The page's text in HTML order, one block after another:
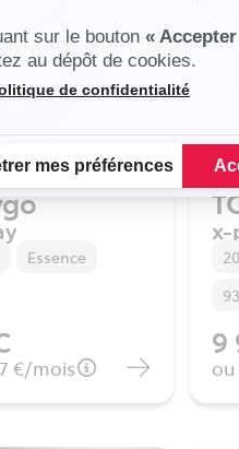
sur le bouton «
au dépôt de cookies.
Gestion du Consentement : Personnalisez
de confidentialité
mes préférences
Essence
€/mois
x-
9
ou